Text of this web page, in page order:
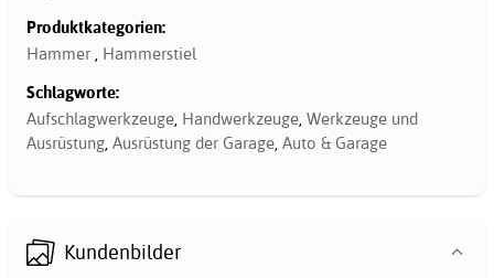
Produktkategorien:
Hammer
Hammerstiel
Schlagworte:
Aufschlagwerkzeuge Handwerkzeuge Werkzeuge und
Ausrüstung Ausrüstung der Garage Auto & Garage
Kundenbilder